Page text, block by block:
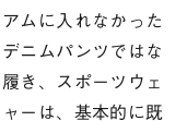
ムに入れなかった
ニムパンツではな
き、スポーツウェ
ーは、基本的に既